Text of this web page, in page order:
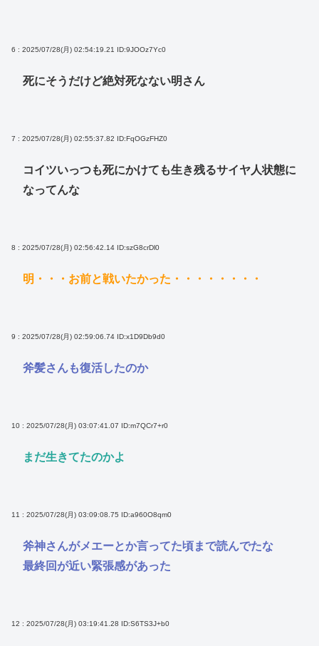
6 : 2025/07/28(月) 02:54:19.21 ID:9JOOz7Yc0
死にそうだけど絶対死なない明さん
7 : 2025/07/28(月) 02:55:37.82 ID:FqOGzFHZ0
コイツいっつも死にかけても生き残るサイヤ人状態に
なってんな
8 : 2025/07/28(月) 02:56:42.14 ID:szG8crDl0
明・・・お前と戦いたかった・・・・・・・・
9 : 2025/07/28(月) 02:59:06.74 ID:x1D9Db9d0
斧髪さんも復活したのか
10 : 2025/07/28(月) 03:07:41.07 ID:m7QCr7+r0
まだ生きてたのかよ
11 : 2025/07/28(月) 03:09:08.75 ID:a960O8qm0
斧神さんがメエーとか言ってた頃まで読んでたな
最終回が近い緊張感があった
12 : 2025/07/28(月) 03:19:41.28 ID:S6TS3J+b0